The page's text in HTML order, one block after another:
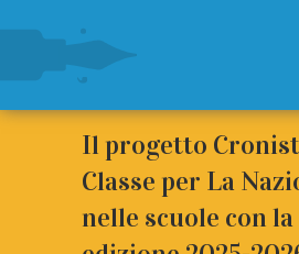
Il progetto
Classe per La
nelle scuole con